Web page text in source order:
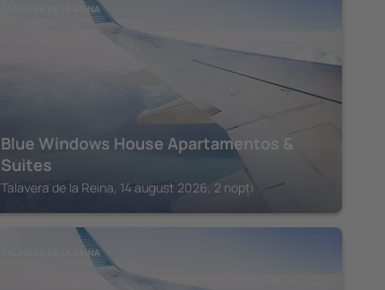
TALAVERA DE LA REINA
Blue Windows House Apartamentos &
Suites
Talavera de la Reina, 14 august 2026, 2 nopți
TALAVERA DE LA REINA